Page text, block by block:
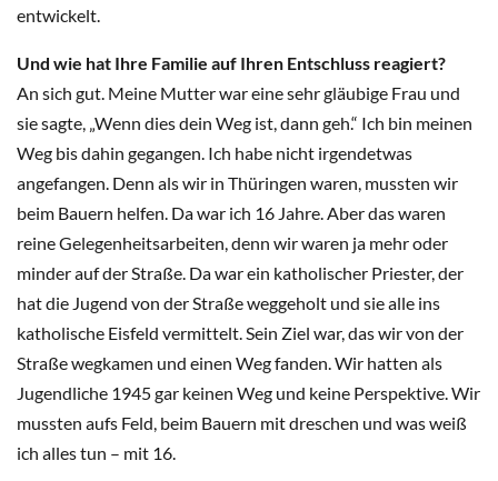
entwickelt.
Und wie hat Ihre Familie auf Ihren Entschluss reagiert?
An sich gut. Meine Mutter war eine sehr gläubige Frau und
sie sagte, „Wenn dies dein Weg ist, dann geh.“ Ich bin meinen
Weg bis dahin gegangen. Ich habe nicht irgendetwas
angefangen. Denn als wir in Thüringen waren, mussten wir
beim Bauern helfen. Da war ich 16 Jahre. Aber das waren
reine Gelegenheitsarbeiten, denn wir waren ja mehr oder
minder auf der Straße. Da war ein katholischer Priester, der
hat die Jugend von der Straße weggeholt und sie alle ins
katholische Eisfeld vermittelt. Sein Ziel war, das wir von der
Straße wegkamen und einen Weg fanden. Wir hatten als
Jugendliche 1945 gar keinen Weg und keine Perspektive. Wir
mussten aufs Feld, beim Bauern mit dreschen und was weiß
ich alles tun – mit 16.